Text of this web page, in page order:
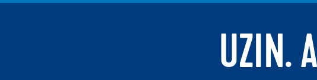
UZIN.